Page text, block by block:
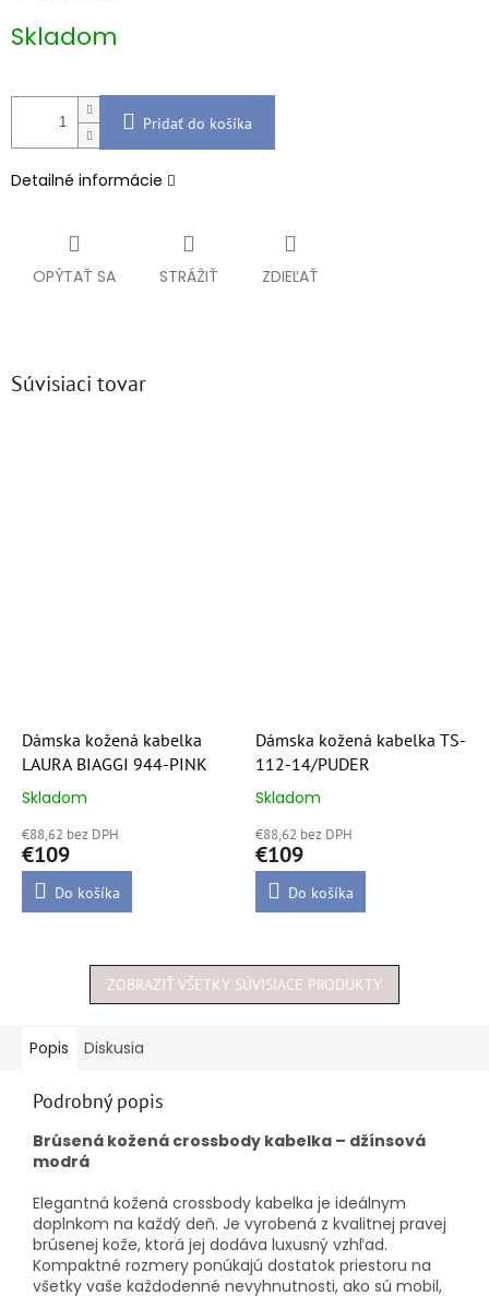
cena:
Skladom
Pridať do košíka
Detailné informácie
OPÝTAŤ SA STRÁŽIŤ ZDIEĽAŤ
Súvisiaci tovar
Dámska kožená kabelka
LAURA BIAGGI 944-PINK
Priemerné
produktu
je
5,0
Skladom
€88,62 bez DPH
€109
Do košíka
Dámska kožená kabelka TS-
112-14/PUDER
Priemerné
produktu
je
5,0
Skladom
€88,62 bez DPH
€109
Do košíka
ZOBRAZIŤ VŠETKY SÚVISIACE PRODUKTY
Popis Diskusia
Podrobný popis
Brúsená kožená crossbody kabelka – džínsová
modrá
Elegantná kožená crossbody kabelka je ideálnym
doplnkom na každý deň. Je vyrobená z kvalitnej pravej
brúsenej kože, ktorá jej dodáva luxusný vzhľad.
Kompaktné rozmery ponúkajú dostatok priestoru na
všetky vaše každodenné nevyhnutnosti, ako sú mobil,